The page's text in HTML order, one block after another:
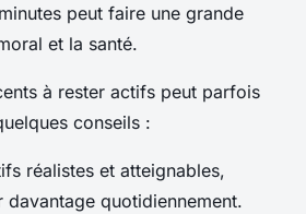
peut faire une grande
et la santé.
à rester actifs peut parfois
conseils :
réalistes et atteignables,
davantage quotidiennement.